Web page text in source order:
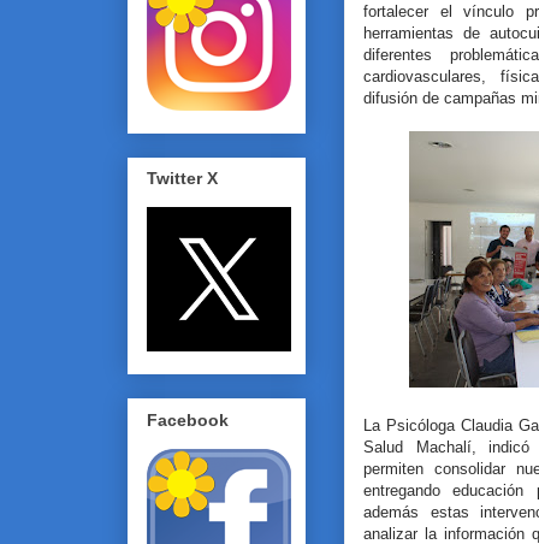
fortalecer el vínculo
herramientas de
diferentes
cardiovasculares,
difusión de campañas
La Psicóloga Claudia
Salud Machalí, indicó
permiten consolidar
entregando
además estas
analizar la información
Twitter X
Facebook